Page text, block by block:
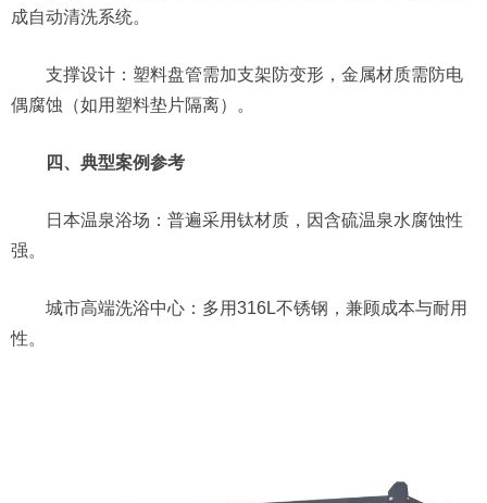
成自动清洗系统。
支撑设计：塑料盘管需加支架防变形，金属材质需防电
偶腐蚀（如用塑料垫片隔离）。
四、典型案例参考
日本温泉浴场：普遍采用钛材质，因含硫温泉水腐蚀性
强。
城市高端洗浴中心：多用316L不锈钢，兼顾成本与耐用
性。